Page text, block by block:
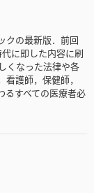
クの最新版．前回
に即した内容に刷
くなった法律や各
護師，保健師，
るすべての医療者必